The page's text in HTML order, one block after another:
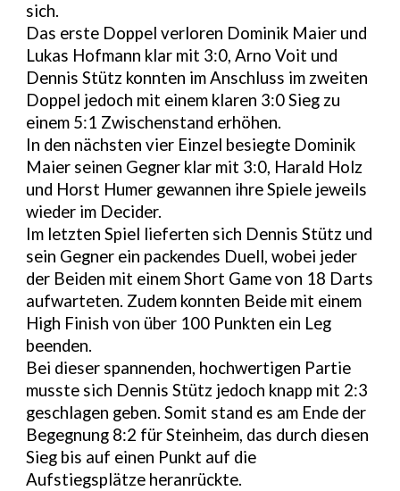
sich.
Das erste Doppel verloren Dominik Maier und
Lukas Hofmann klar mit 3:0, Arno Voit und
Dennis Stütz konnten im Anschluss im zweiten
Doppel jedoch mit einem klaren 3:0 Sieg zu
einem 5:1 Zwischenstand erhöhen.
In den nächsten vier Einzel besiegte Dominik
Maier seinen Gegner klar mit 3:0, Harald Holz
und Horst Humer gewannen ihre Spiele jeweils
wieder im Decider.
Im letzten Spiel lieferten sich Dennis Stütz und
sein Gegner ein packendes Duell, wobei jeder
der Beiden mit einem Short Game von 18 Darts
aufwarteten. Zudem konnten Beide mit einem
High Finish von über 100 Punkten ein Leg
beenden.
Bei dieser spannenden, hochwertigen Partie
musste sich Dennis Stütz jedoch knapp mit 2:3
geschlagen geben. Somit stand es am Ende der
Begegnung 8:2 für Steinheim, das durch diesen
Sieg bis auf einen Punkt auf die
Aufstiegsplätze heranrückte.